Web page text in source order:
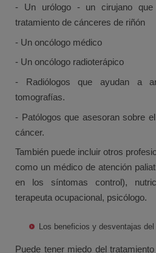
- Un urólogo - un cirujano
tratamiento de cánceres de riñón
- Un oncólogo médico
- Un oncólogo radioterápico
- Radiólogos que ayudan a
tomografías.
- Patólogos que asesoran sobre
cáncer.
También puede incluir otros
como un médico de atención
en los síntomas control),
terapeuta ocupacional, psicólogo.
Los beneficios y desventajas
Puede tener miedo del